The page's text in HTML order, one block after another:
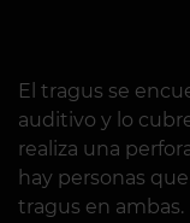
El tragus se
auditivo y lo
realiza una
hay personas
tragus en ambas.